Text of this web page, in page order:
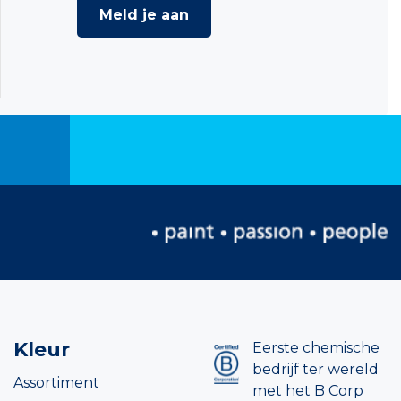
Meld je aan
Kleur
Assortiment
Eerste chemische
bedrijf ter wereld
met het B Corp